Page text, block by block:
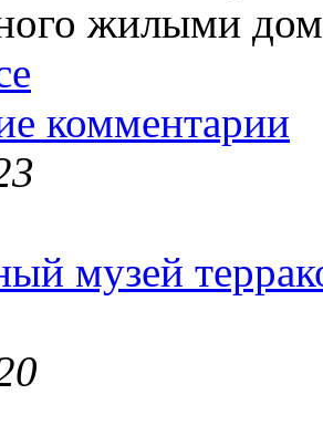
жилыми
комментарии
музей